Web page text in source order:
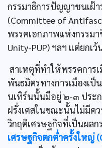
กรรมาธิการปัญญาชนเฝ้
(Committee of
พรรคเอกภาพแห่งกรรม
Unity-PUP) ฯลฯ แต่ยกเ
สาเหตุที่ทำให้พรรคการ
พันธมิตรทางการเมืองเป็
นเทิร์นนั้นมีอยู่ ๒-๓ ประ
ฝรั่งเศสในขณะนั้นไม่มีค
วิกฤติเศรษฐกิจที่เป็นผลก
เศรษฐกิจตกต่ำครั้งใหญ่